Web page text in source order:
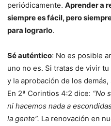
periódicamente. Aprender a
siempre es fácil, pero
para lograrlo.
Sé auténtico: No es posible
uno no es. Si tratas de vivir
y la aprobación de los
En 2ª Corintios 4:2 dice: “No
ni hacemos nada a
la gente”. La renovación en